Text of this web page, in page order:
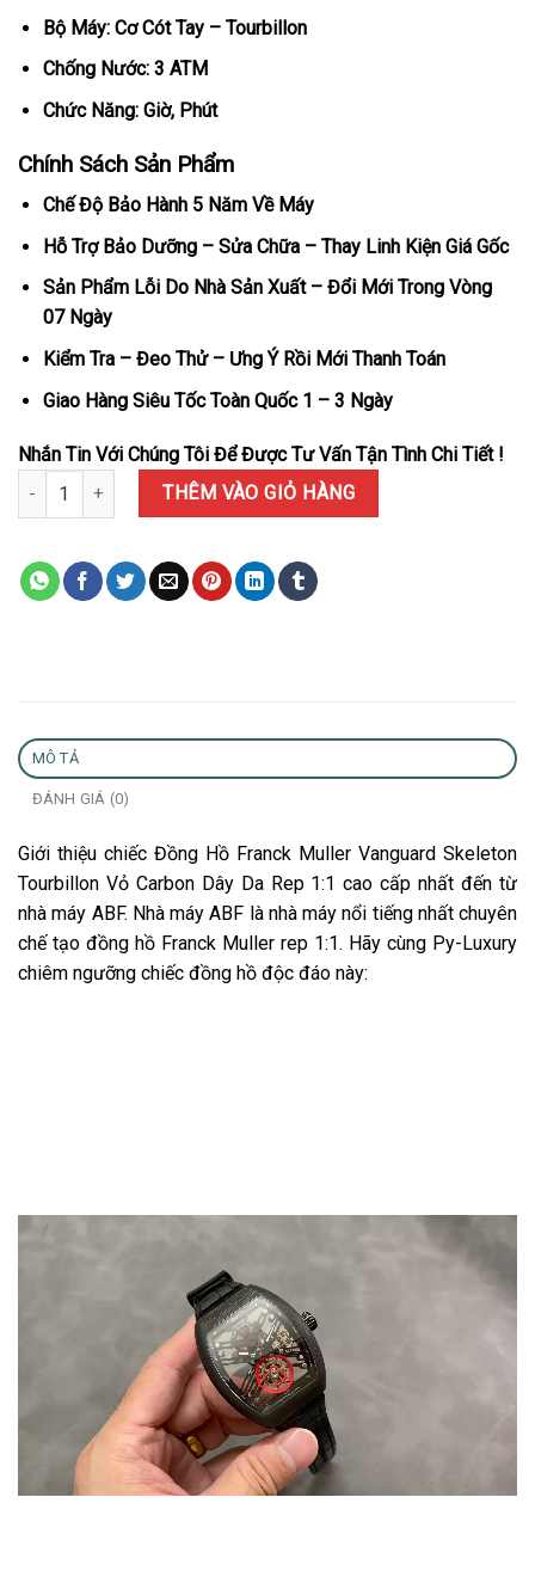
Bộ Máy: Cơ Cót Tay – Tourbillon
Chống Nước: 3 ATM
Chức Năng: Giờ, Phút
Chính Sách Sản Phẩm
Chế Độ Bảo Hành 5 Năm Về Máy
Hỗ Trợ Bảo Dưỡng – Sửa Chữa – Thay Linh Kiện Giá Gốc
Sản Phẩm Lỗi Do Nhà Sản Xuất – Đổi Mới Trong Vòng
07 Ngày
Kiểm Tra – Đeo Thử – Ưng Ý Rồi Mới Thanh Toán
Giao Hàng Siêu Tốc Toàn Quốc 1 – 3 Ngày
Nhắn Tin Với Chúng Tôi Để Được Tư Vấn Tận Tình Chi Tiết !
Đồng Hồ Franck Muller Vanguard Skeleton Tourbillon Vỏ Carbon
THÊM VÀO GIỎ HÀNG
MÔ TẢ
ĐÁNH GIÁ (0)
Giới thiệu chiếc Đồng Hồ Franck Muller Vanguard Skeleton
Tourbillon Vỏ Carbon Dây Da Rep 1:1 cao cấp nhất đến từ
nhà máy ABF. Nhà máy ABF là nhà máy nổi tiếng nhất chuyên
chế tạo đồng hồ Franck Muller rep 1:1. Hãy cùng Py-Luxury
chiêm ngưỡng chiếc đồng hồ độc đáo này: